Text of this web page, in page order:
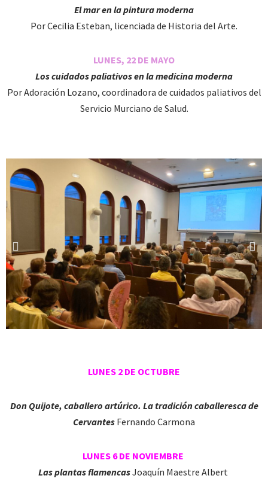
El mar en la pintura moderna
Por Cecilia Esteban, licenciada de Historia del Arte.
LUNES, 22 DE MAYO
Los cuidados paliativos en la medicina moderna
Por Adoración Lozano, coordinadora de cuidados paliativos del
Servicio Murciano de Salud.
LUNES 2 DE OCTUBRE
Don Quijote, caballero artúrico. La tradición caballeresca de
Cervantes Fernando Carmona
LUNES 6 DE NOVIEMBRE
Las plantas flamencasJoaquín Maestre Albert